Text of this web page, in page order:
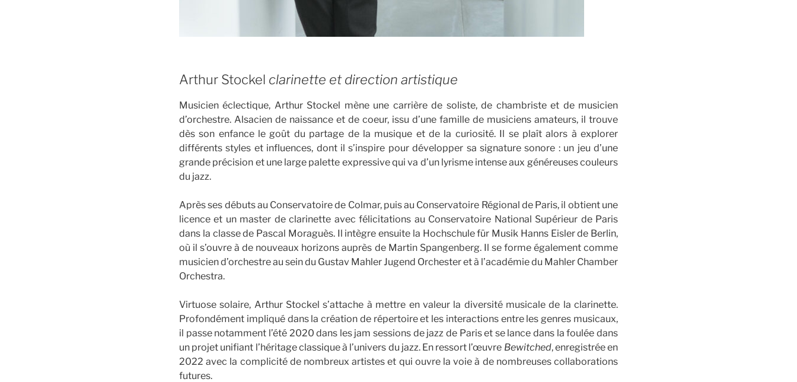
Arthur Stockel clarinette et direction artistique
Musicien éclectique, Arthur Stockel mène une carrière de soliste, de chambriste et de musicien
d’orchestre. Alsacien de naissance et de coeur, issu d’une famille de musiciens amateurs, il trouve
dès son enfance le goût du partage de la musique et de la curiosité. Il se plaît alors à explorer
différents styles et influences, dont il s’inspire pour développer sa signature sonore : un jeu d’une
grande précision et une large palette expressive qui va d’un lyrisme intense aux généreuses couleurs
du jazz.
Après ses débuts au Conservatoire de Colmar, puis au Conservatoire Régional de Paris, il obtient une
licence et un master de clarinette avec félicitations au Conservatoire National Supérieur de Paris
dans la classe de Pascal Moraguès. Il intègre ensuite la Hochschule für Musik Hanns Eisler de Berlin,
où il s’ouvre à de nouveaux horizons auprès de Martin Spangenberg. Il se forme également comme
musicien d’orchestre au sein du Gustav Mahler Jugend Orchester et à l’académie du Mahler Chamber
Orchestra.
Virtuose solaire, Arthur Stockel s’attache à mettre en valeur la diversité musicale de la clarinette.
Profondément impliqué dans la création de répertoire et les interactions entre les genres musicaux,
il passe notamment l’été 2020 dans les jam sessions de jazz de Paris et se lance dans la foulée dans
un projet unifiant l’héritage classique à l’univers du jazz. En ressort l’œuvre Bewitched, enregistrée en
2022 avec la complicité de nombreux artistes et qui ouvre la voie à de nombreuses collaborations
futures.